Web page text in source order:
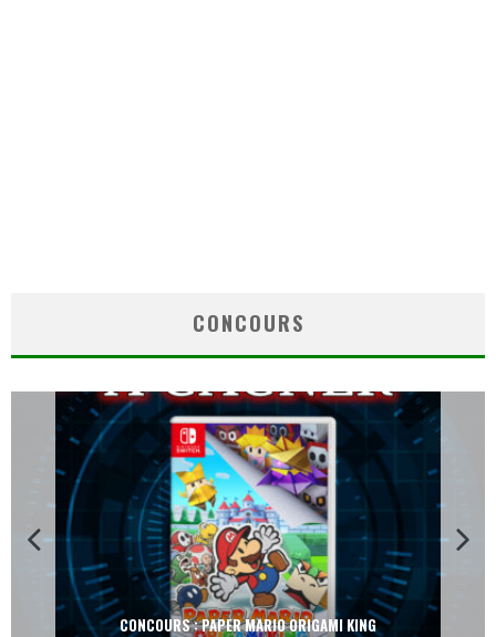
CONCOURS
CONCOURS : PAPER MARIO ORIGAMI KING